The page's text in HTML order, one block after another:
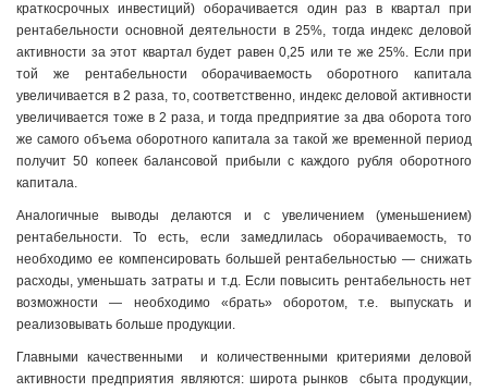
краткосрочных инвестиций) оборачивается один раз в квартал при
рентабельности основной деятельности в 25%, тогда индекс деловой
активности за этот квартал будет равен 0,25 или те же 25%. Если при
той же рентабельности оборачиваемость оборотного капитала
увеличивается в 2 раза, то, соответственно, индекс деловой активности
увеличивается тоже в 2 раза, и тогда предприятие за два оборота того
же самого объема оборотного капитала за такой же временной период
получит 50 копеек балансовой прибыли с каждого рубля оборотного
капитала.
Аналогичные выводы делаются и с увеличением (уменьшением)
рентабельности. То есть, если замедлилась оборачиваемость, то
необходимо ее компенсировать большей рентабельностью — снижать
расходы, уменьшать затраты и т.д. Если повысить рентабельность нет
возможности — необходимо «брать» оборотом, т.е. выпускать и
реализовывать больше продукции.
Главными качественными и количественными критериями деловой
активности предприятия являются: широта рынков сбыта продукции,